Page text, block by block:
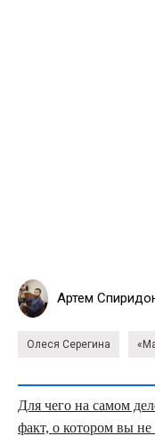
Артем
Олеся Серегина
Для чего на самом
факт, о котором вы не